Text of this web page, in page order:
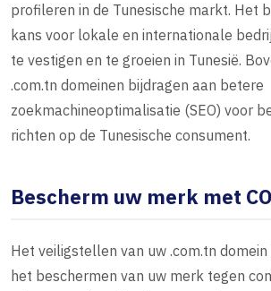
profileren in de Tunesische markt. Het
kans voor lokale en internationale
te vestigen en te groeien in Tunesië.
.com.tn domeinen bijdragen aan betere
zoekmachineoptimalisatie (SEO) voor
richten op de Tunesische consument.
Bescherm uw merk met
Het veiligstellen van uw .com.tn
het beschermen van uw merk tegen